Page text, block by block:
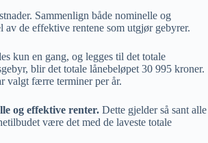
Sammenlign både nominelle og
de effektive rentene som utgjør gebyrer.
kun en gang, og legges til det totale
blir det totale lånebeløpet 30 995 kroner.
valgt færre terminer per år.
og effektive renter. Dette gjelder så sant alle
være det med de laveste totale